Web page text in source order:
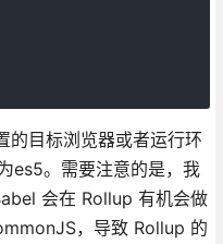
目标浏览器或者运行环
es5。需要注意的是，我
会在 Rollup 有机会做
，导致 Rollup 的